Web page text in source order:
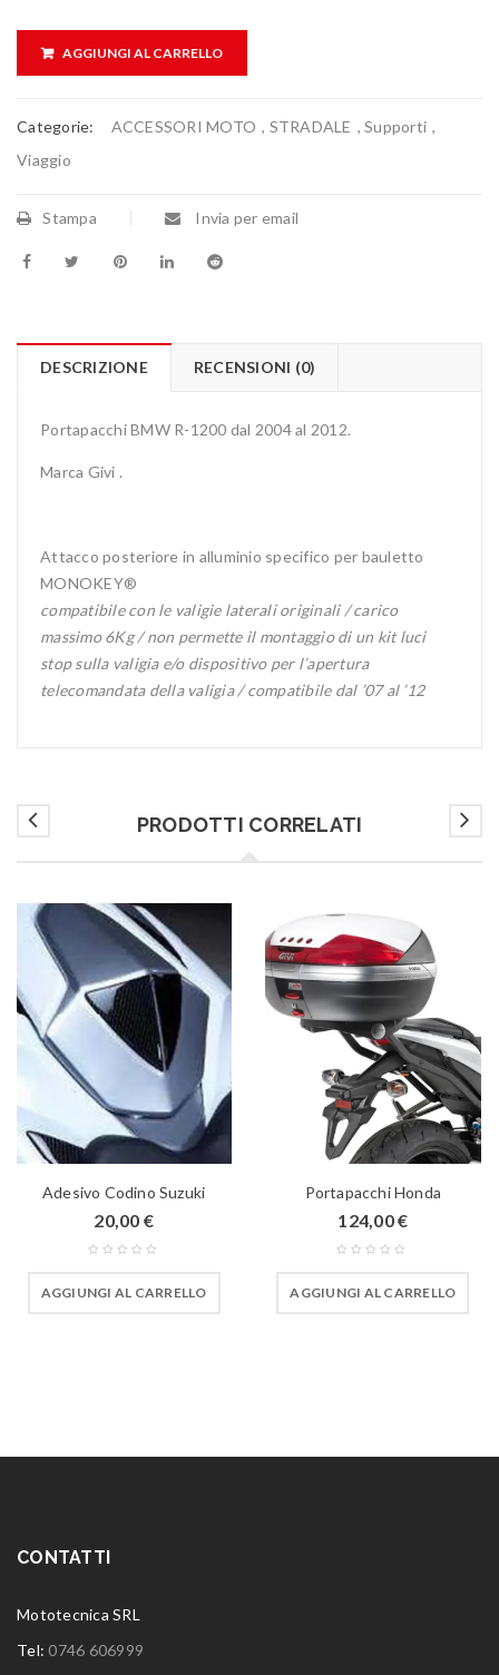
AGGIUNGI AL CARRELLO
Categorie: ACCESSORI MOTO , STRADALE , Supporti ,
Viaggio
Stampa Invia per email
DESCRIZIONE RECENSIONI (0)
Portapacchi BMW R-1200 dal 2004 al 2012.
Marca Givi .
Attacco posteriore in alluminio specifico per bauletto
MONOKEY®
compatibile con le valigie laterali originali / carico
massimo 6Kg / non permette il montaggio di un kit luci
stop sulla valigia e/o dispositivo per l’apertura
telecomandata della valigia / compatibile dal ’07 al ’12
PRODOTTI CORRELATI
Adesivo Codino Suzuki
20,00 €
AGGIUNGI AL CARRELLO
Portapacchi Honda
124,00€
AGGIUNGI AL CARRELLO
CONTATTI
Mototecnica SRL
Tel:0746 606999